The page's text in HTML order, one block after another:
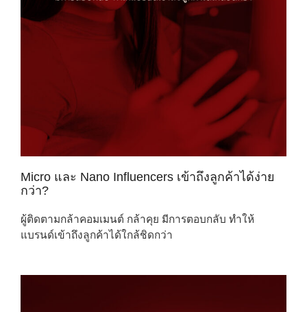
Micro และ Nano Influencers เข้าถึงลูกค้าได้ง่าย
กว่า?
ผู้ติดตามกล้าคอมเมนต์ กล้าคุย มีการตอบกลับ ทำให้
แบรนด์เข้าถึงลูกค้าได้ใกล้ชิดกว่า